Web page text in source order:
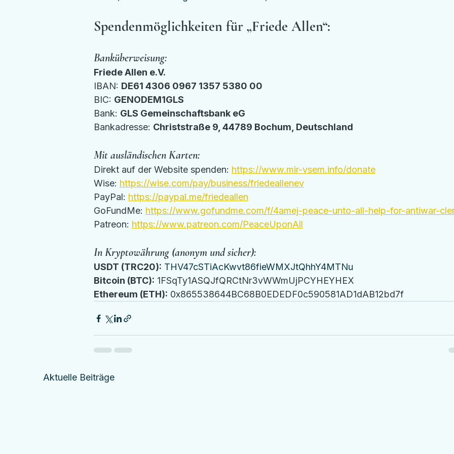
Spendenmöglichkeiten für „Friede Allen“:
Banküberweisung:
Friede Allen e.V.
IBAN: DE61 4306 0967 1357 5380 00
BIC: GENODEM1GLS
Bank: GLS Gemeinschaftsbank eG
Bankadresse: Christstraße 9, 44789 Bochum, Deutschland
Mit ausländischen Karten:
Direkt auf der Website spenden: https://www.mir-vsem.info/donate
Wise: https://wise.com/pay/business/friedeallenev
PayPal: https://paypal.me/friedeallen
GoFundMe: https://www.gofundme.com/f/4amej-peace-unto-all-help-for-antiwar-
Patreon: https://www.patreon.com/PeaceUponAll
In Kryptowährung (anonym und sicher):
USDT (TRC20): THV47cSTiAcKwvt86fieWMXJtQhhY4MTNu
Bitcoin (BTC): 1FSqTy1ASQJfQRCtNr3vWWmUjPCYHEYHEX
Ethereum (ETH): 0x865538644BC68B0EDEDF0c590581AD1dAB12bd7f
Aktuelle Beiträge